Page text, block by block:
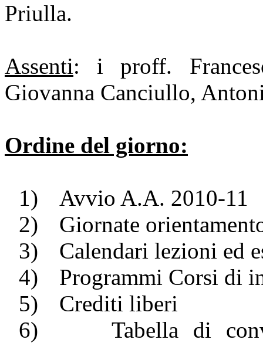
Priulla.
Assenti: i proff.
Giovanna Canciullo,
Ordine del giorno:
1)
Avvio A.A. 2010-11
2)
Giornate
3)
Calendari lezioni ed
4)
Programmi Corsi di
5)
Crediti liberi
6)
Tabella di